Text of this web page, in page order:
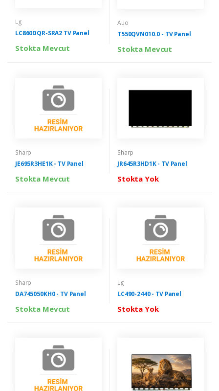
Lg
LC860DQR-SRA2 TV Panel
Stokta Mevcut
Auo
T550QVN010.0 - TV Panel
Stokta Mevcut
Sharp
JE695R3HE1K - TV Panel
Stokta Mevcut
Sharp
JR645R3HD1K - TV Panel
Stokta Yok
Sharp
DA745050KH0 - TV Panel
Stokta Mevcut
Lg
LC490-2440 - TV Panel
Stokta Yok